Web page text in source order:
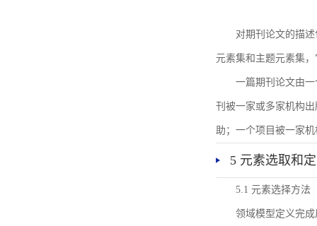
对期刊论文的描
元素集和主题元素集
一篇期刊论文由
刊被一家或多家机构
助；一个项目被一家
5 元素选取和
5.1 元素选择方法
领域模型定义完